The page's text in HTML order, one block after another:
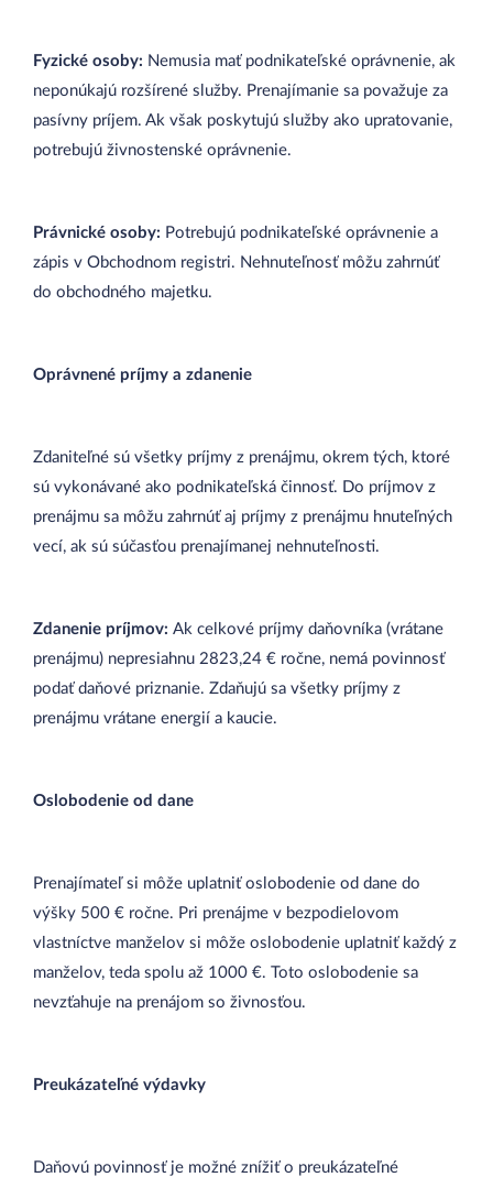
Fyzické osoby: Nemusia mať podnikateľské oprávnenie, ak
neponúkajú rozšírené služby. Prenajímanie sa považuje za
pasívny príjem. Ak však poskytujú služby ako upratovanie,
potrebujú živnostenské oprávnenie.
Právnické osoby: Potrebujú podnikateľské oprávnenie a
zápis v Obchodnom registri. Nehnuteľnosť môžu zahrnúť
do obchodného majetku.
Oprávnené príjmy a zdanenie
Zdaniteľné sú všetky príjmy z prenájmu, okrem tých, ktoré
sú vykonávané ako podnikateľská činnosť. Do príjmov z
prenájmu sa môžu zahrnúť aj príjmy z prenájmu hnuteľných
vecí, ak sú súčasťou prenajímanej nehnuteľnosti.
Zdanenie príjmov: Ak celkové príjmy daňovníka (vrátane
prenájmu) nepresiahnu 2823,24 € ročne, nemá povinnosť
podať daňové priznanie. Zdaňujú sa všetky príjmy z
prenájmu vrátane energií a kaucie.
Oslobodenie od dane
Prenajímateľ si môže uplatniť oslobodenie od dane do
výšky 500 € ročne. Pri prenájme v bezpodielovom
vlastníctve manželov si môže oslobodenie uplatniť každý z
manželov, teda spolu až 1000 €. Toto oslobodenie sa
nevzťahuje na prenájom so živnosťou.
Preukázateľné výdavky
Daňovú povinnosť je možné znížiť o preukázateľné